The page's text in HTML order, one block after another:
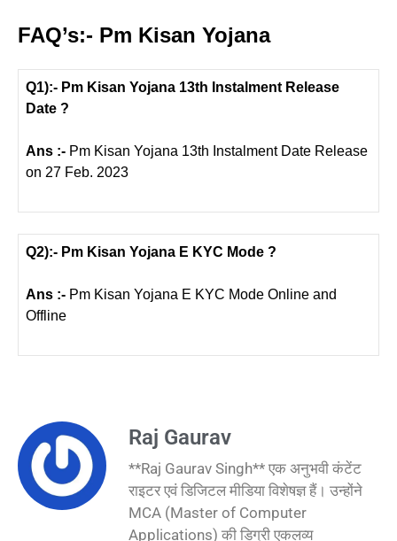
FAQ’s:- Pm Kisan Yojana
Q1):- Pm Kisan Yojana 13th Instalment Release
Date ?
Ans :- Pm Kisan Yojana 13th Instalment Date Release
on 27 Feb. 2023
Q2):- Pm Kisan Yojana E KYC Mode ?
Ans :- Pm Kisan Yojana E KYC Mode Online and
Offline
Raj Gaurav
**Raj Gaurav Singh** एक अनुभवी कंटेंट
राइटर एवं डिजिटल मीडिया विशेषज्ञ हैं। उन्होंने
MCA (Master of Computer
Applications) की डिग्री एकलव्य